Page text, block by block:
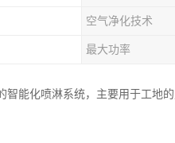
空气净化技术
最大功率
能化喷淋系统，主要用于工地的